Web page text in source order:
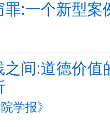
罪:一个新型
之间:道德价
学报》